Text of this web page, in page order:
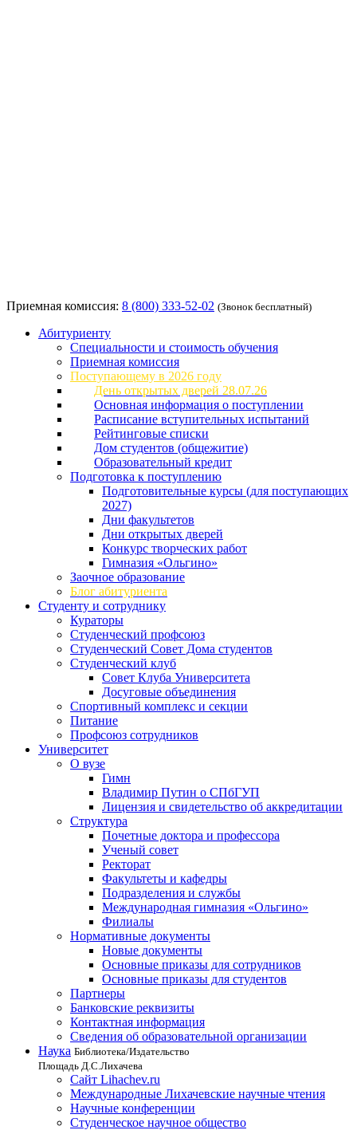
Приемная комиссия: 8 (800) 333-52-02 (Звонок бесплатный)
Абитуриенту
Специальности и стоимость обучения
Приемная комиссия
Поступающему в 2026 году
День открытых дверей 28.07.26
Основная информация о поступлении
Расписание вступительных испытаний
Рейтинговые списки
Дом студентов (общежитие)
Образовательный кредит
Подготовка к поступлению
Подготовительные курсы (для поступающих
2027)
Дни факультетов
Дни открытых дверей
Конкурс творческих работ
Гимназия «Ольгино»
Заочное образование
Блог абитуриента
Студенту и сотруднику
Кураторы
Студенческий профсоюз
Студенческий Совет Дома студентов
Студенческий клуб
Совет Клуба Университета
Досуговые объединения
Спортивный комплекс и секции
Питание
Профсоюз сотрудников
Университет
О вузе
Гимн
Владимир Путин о СПбГУП
Лицензия и свидетельство об аккредитации
Структура
Почетные доктора и профессора
Ученый совет
Ректорат
Факультеты и кафедры
Подразделения и службы
Международная гимназия «Ольгино»
Филиалы
Нормативные документы
Новые документы
Основные приказы для сотрудников
Основные приказы для студентов
Партнеры
Банковские реквизиты
Контактная информация
Сведения об образовательной организации
Наука Библиотека/Издательство
Площадь Д.С.Лихачева
Сайт Lihachev.ru
Международные Лихачевские научные чтения
Научные конференции
Студенческое научное общество